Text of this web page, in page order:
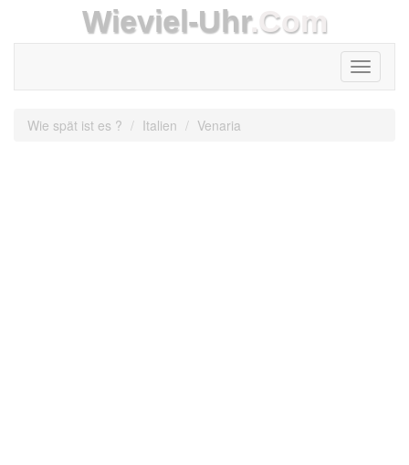
Wieviel-Uhr.Com
Toggle
Wie spät ist es ? Italien Venaria